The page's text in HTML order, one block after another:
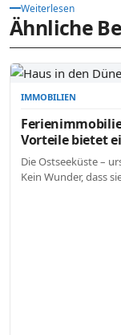
Weiterlesen
Ähnliche
IMMOBILIEN
Vorteile bietet
Die Ostseeküste –
Kein Wunder, dass